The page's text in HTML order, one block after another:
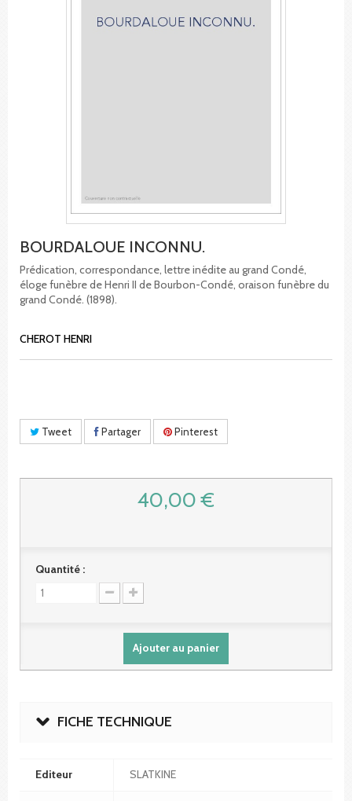
BOURDALOUE INCONNU.
Prédication, correspondance, lettre inédite au grand Condé,
éloge funèbre de Henri II de Bourbon-Condé, oraison funèbre du
grand Condé. (1898).
CHEROT HENRI
Tweet Partager Pinterest
40,00 €
Quantité :
Ajouter au panier
FICHE TECHNIQUE
Editeur SLATKINE